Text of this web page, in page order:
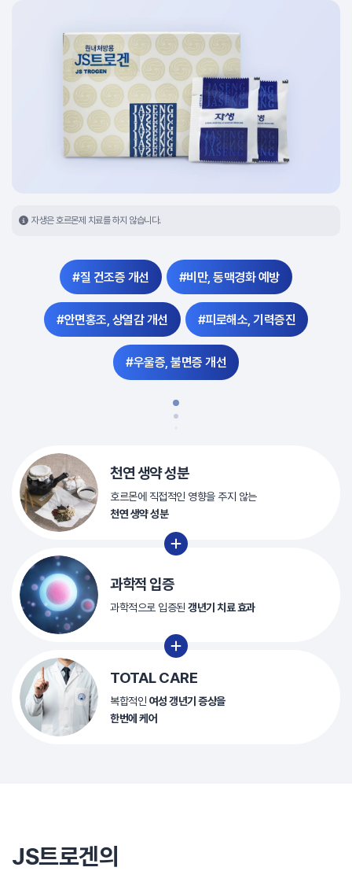
자생은 호르몬제 치료를 하지 않습니다.
#질 건조증 개선 #비만, 동맥경화 예방
#안면홍조, 상열감 개선 #피로해소, 기력증진
#우울증, 불면증 개선
천연 생약 성분
호르몬에 직접적인 영향을 주지 않는
천연 생약 성분
과학적 입증
과학적으로 입증된 갱년기 치료 효과
TOTAL CARE
복합적인 여성 갱년기 증상을
한번에 케어
JS트로겐의